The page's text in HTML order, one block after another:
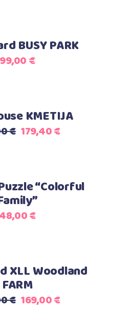
v košarico
BUSY PARK
99,00€
v košarico
KMETIJA
€ 179,40€
v košarico“Colorful
48,00€
v košarico
XLL Woodland
FARM
€ 169,00€